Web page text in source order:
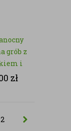
grób z
i
– z
zł
2